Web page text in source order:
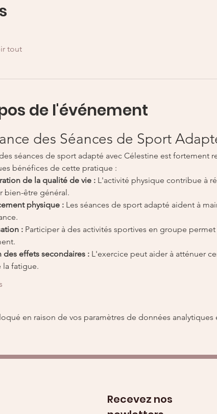
tout
de l'événement
des Séances de Sport
séances de sport adapté avec Célestine est fortement
bénéfices de cette pratique :
de la qualité de vie : L'activité physique contribue à
bien-être général.
physique : Les séances de sport adapté aident à
: Participer à des activités sportives en groupe
des effets secondaires : L'exercice peut aider à atténuer
la fatigue.
en raison de vos paramètres de données
Recevez nos